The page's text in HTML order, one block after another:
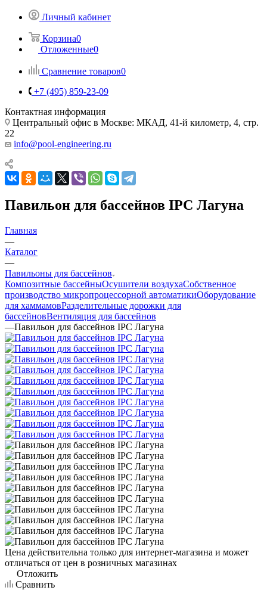
Личный кабинет
Корзина0
Отложенные0
Сравнение товаров0
+7 (495) 859-23-09
Контактная информация
Центральный офис в Москве: МКАД, 41-й километр, 4, стр.
22
info@pool-engineering.ru
Павильон для бассейнов IPC Лагуна
Главная
—
Каталог
—
Павильоны для бассейнов
Композитные бассейныОсушители воздухаСобственное
производство микропроцессорной автоматикиОборудование
для хаммамовРазделительные дорожки для
бассейновВентиляция для бассейнов
—Павильон для бассейнов IPC Лагуна
Цена действительна только для интернет-магазина и может
отличаться от цен в розничных магазинах
Отложить
Сравнить